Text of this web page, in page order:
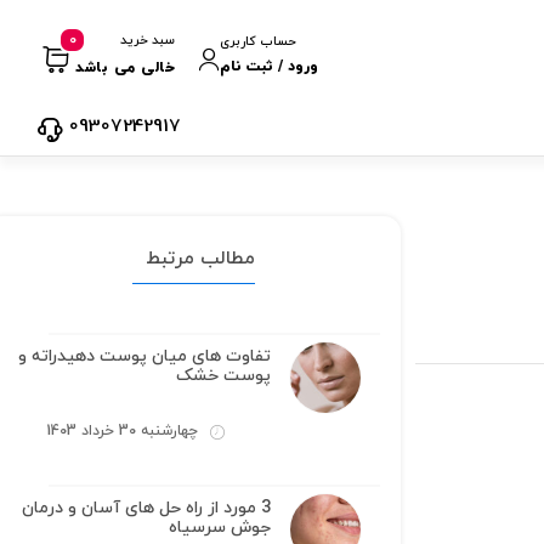
حساب کاربری
ورود / ثبت نام
سبد خرید
خالی می باشد
0
09307242917
مطالب مرتبط
تفاوت های میان پوست دهیدراته و
پوست خشک
چهارشنبه 30 خرداد 1403
3 مورد از راه حل های آسان و درمان
جوش سرسیاه